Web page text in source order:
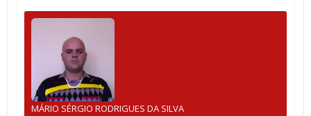
MÁRIO SÉRGIO RODRIGUES DA SILVA